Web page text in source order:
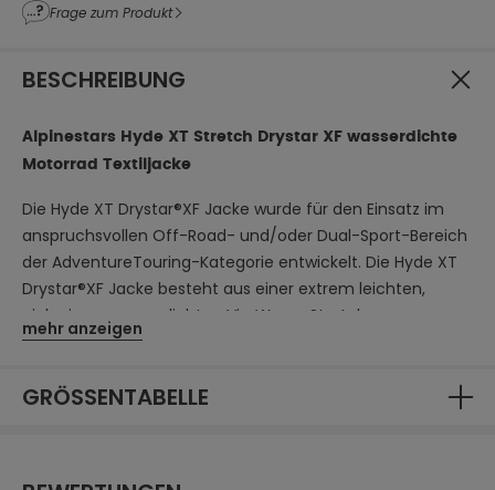
Frage zum Produkt
BESCHREIBUNG
Alpinestars Hyde XT Stretch Drystar XF wasserdichte
Motorrad Textiljacke
Die Hyde XT Drystar®XF Jacke wurde für den Einsatz im
anspruchsvollen Off-Road- und/oder Dual-Sport-Bereich
der AdventureTouring-Kategorie entwickelt. Die Hyde XT
Drystar®XF Jacke besteht aus einer extrem leichten,
einlagigen, wasserdichten VierWege-Stretch-
Hauptkonstruktion und ist an den Außenarmen und
Maß an Strapazierfähigkeit gewährleistet ist. Wie der
mehr anzeigen
GRÖSSENTABELLE